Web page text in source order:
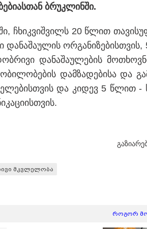
გასვენება
არ მოხდეს, ეს
უნდა
რომ შფოთვა
- დედა
კატეგორიის
ყველაზე
ბრუკ­ლინ­ში.
ჩხიკ­ვიშ­ვილს 20 წლით
და­ნა­შა­უ­ლის
და­ნა­შა­უ­ლე­ბის
დამ­ზა­დე­ბი­სა და
და კი­დევ 5 წლით -
მკვლელობა
როგორ